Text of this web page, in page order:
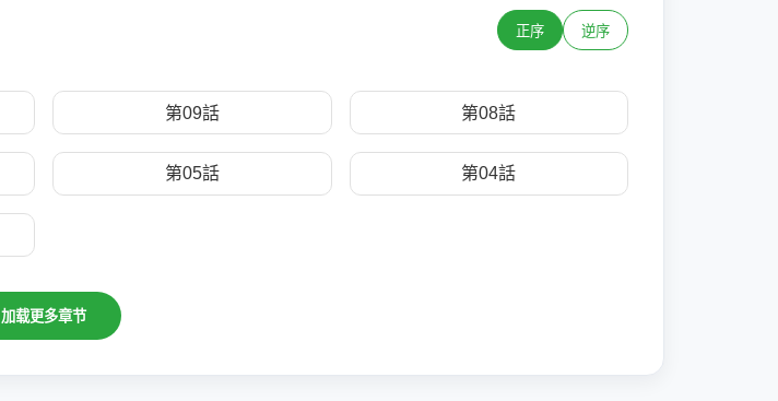
正序 逆序
第09話 第08話
第05話 第04話
加载更多章节